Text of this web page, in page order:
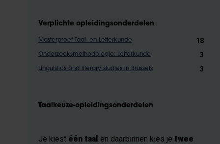
Verplichte opleidingsonderdelen
Masterproef Taal- en Letterkunde 18
Onderzoeksmethodologie: Letterkunde 3
Linguistics and literary studies in Brussels 3
Taalkeuze-opleidingsonderdelen
Je kiest één taal en daarbinnen kies je twee